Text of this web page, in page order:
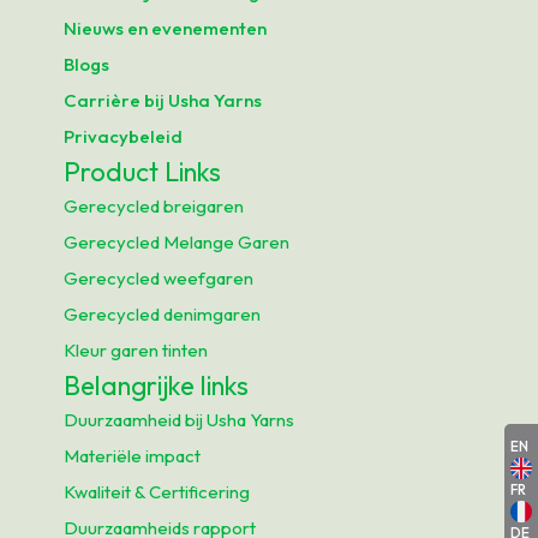
Nieuws en evenementen
Blogs
Carrière bij Usha Yarns
Privacybeleid
Product Links
Gerecycled breigaren
Gerecycled Melange Garen
Gerecycled weefgaren
Gerecycled denimgaren
Kleur garen tinten
Belangrijke links
Duurzaamheid bij Usha Yarns
Materiële impact
Kwaliteit & Certificering
Duurzaamheids rapport
EN
FR
DE